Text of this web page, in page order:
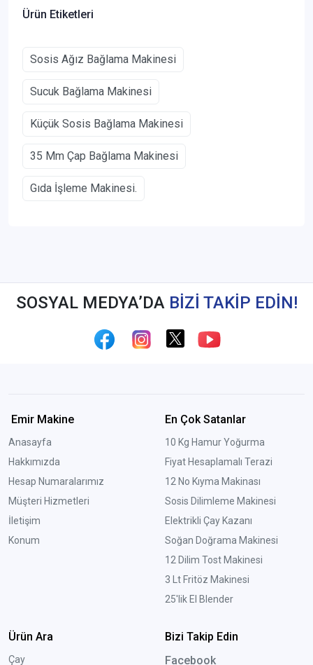
Ürün Etiketleri
Sosis Ağız Bağlama Makinesi
Sucuk Bağlama Makinesi
Küçük Sosis Bağlama Makinesi
35 Mm Çap Bağlama Makinesi
Gıda İşleme Makinesi.
SOSYAL MEDYA’DA BİZİ TAKİP EDİN!
Emir Makine
Anasayfa
Hakkımızda
Hesap Numaralarımız
Müşteri Hizmetleri
İletişim
Konum
En Çok Satanlar
10 Kg Hamur Yoğurma
Fiyat Hesaplamalı Terazi
12 No Kıyma Makinası
Sosis Dilimleme Makinesi
Elektrikli Çay Kazanı
Soğan Doğrama Makinesi
12 Dilim Tost Makinesi
3 Lt Fritöz Makinesi
25'lik El Blender
Ürün Ara
Çay
Bizi Takip Edin
Facebook